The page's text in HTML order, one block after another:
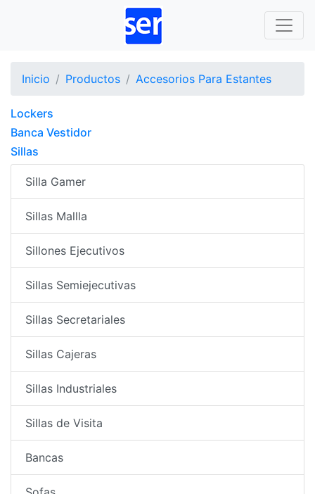
Inicio Productos Accesorios Para Estantes
Lockers
Banca Vestidor
Sillas
Silla Gamer
Sillas Mallla
Sillones Ejecutivos
Sillas Semiejecutivas
Sillas Secretariales
Sillas Cajeras
Sillas Industriales
Sillas de Visita
Bancas